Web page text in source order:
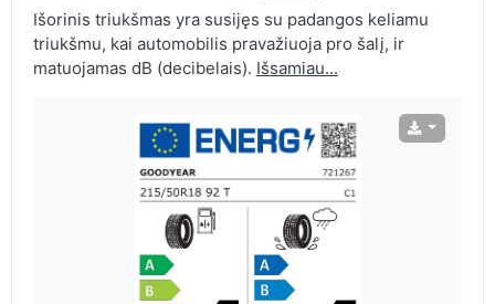
Išorinis triukšmas yra susijęs su padangos keliamu
triukšmu, kai automobilis pravažiuoja pro šalį, ir
matuojamas dB (decibelais). Išsamiau...